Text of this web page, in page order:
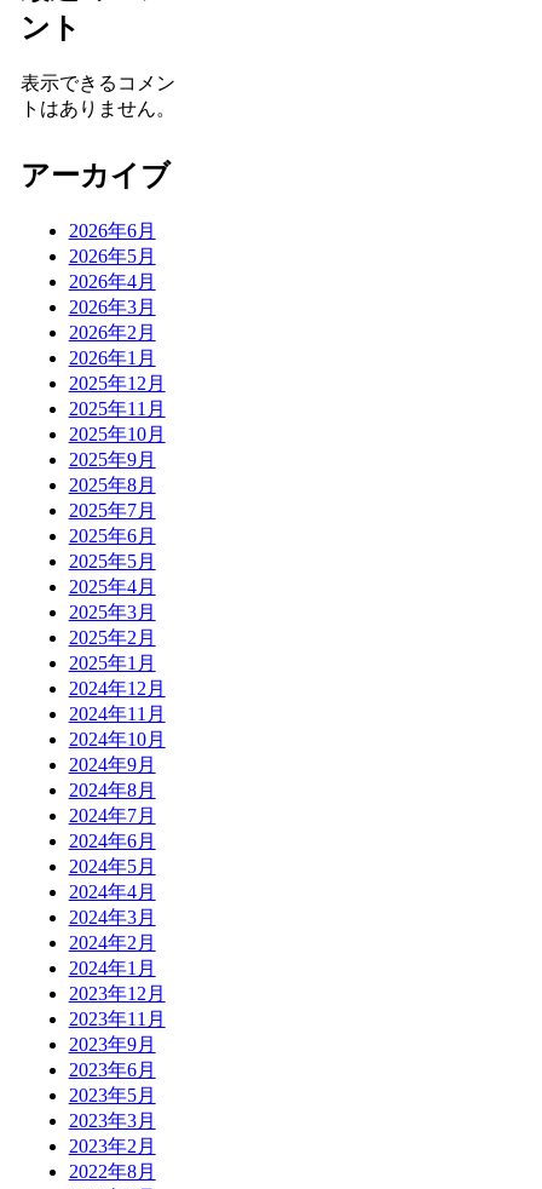
ント
表示できるコメン
トはありません。
アーカイブ
2026年6月
2026年5月
2026年4月
2026年3月
2026年2月
2026年1月
2025年12月
2025年11月
2025年10月
2025年9月
2025年8月
2025年7月
2025年6月
2025年5月
2025年4月
2025年3月
2025年2月
2025年1月
2024年12月
2024年11月
2024年10月
2024年9月
2024年8月
2024年7月
2024年6月
2024年5月
2024年4月
2024年3月
2024年2月
2024年1月
2023年12月
2023年11月
2023年9月
2023年6月
2023年5月
2023年3月
2023年2月
2022年8月